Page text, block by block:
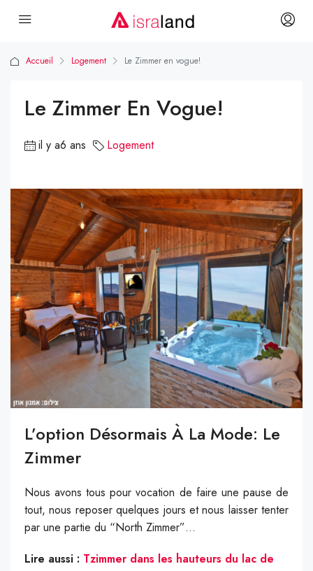
Accueil Logement Le Zimmer en vogue!
Le Zimmer En Vogue!
il y a6 ans Logement
L’option Désormais À La Mode: Le
Zimmer
Nous avons tous pour vocation de faire une pause de
tout, nous reposer quelques jours et nous laisser tenter
par une partie du “North Zimmer”…
Lire aussi : Tzimmer dans les hauteurs du lac de